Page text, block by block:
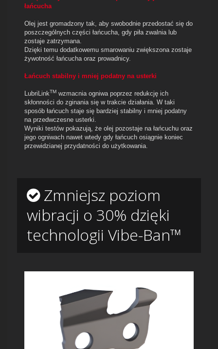
łańcucha
Olej jest gromadzony tak, aby swobodnie przedostać się do
poszczególnych części łańcucha, gdy piła zwalnia lub
zostaje zatrzymana.
Dzięki temu dodatkowemu smarowaniu zwiększona zostaje
żywotność łańcucha oraz prowadnicy.
Łańcuch stabilny i mniej podatny na usterki
LubriLinkTM wzmacnia ogniwa poprzez redukcję ich
skłonności do zginania się w trakcie działania. W taki
sposób łańcuch staje się bardziej stabilny i mniej podatny
na przedwczesne usterki.
Wyniki testów pokazują, że olej pozostaje na łańcuchu oraz
jego ogniwach nawet wtedy gdy łańcuch osiągnie koniec
przewidzianej przydatności do użytkowania.
Zmniejsz poziom
wibracji o 30% dzięki
technologii Vibe-Ban™